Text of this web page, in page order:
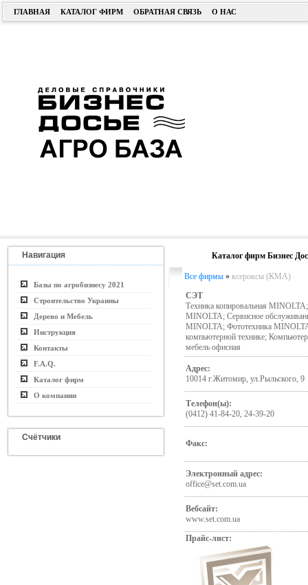
ГЛАВНАЯ КАТАЛОГ ФИРМ ОБРАТНАЯ СВЯЗЬ О НАС
Навигация
Базы по агробизнесу 2021
Строительство Украины
Дерево и Мебель
Инструкция
Контакты
F.A.Q.
Каталог фирм
О компании
Счётчики
Каталог фирм Бизнес
Все фирмы » ксероксы (КМА)
СЭТ
Техника копировальная
MINOLTA; Сервисное
MINOLTA; Фототехника
компьютерной технике;
мебель офисная
Адрес:
10014 г.Житомир, ул.Рыльского, 9
Телефон(ы):
(0412) 41-84-20, 24-39-20
Факс:
Электронный адрес:
office@set.com.ua
Вебсайт:
www.set.com.ua
Прайс-лист: